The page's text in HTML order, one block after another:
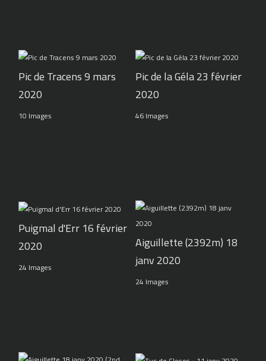
Pic de Tracens 9 mars
2020
10 Images
Pic de la Géla 23 février
2020
46 Images
Puigmal d'Err 16 février
2020
24 Images
Aiguillette (2392m) 18
janv 2020
24 Images